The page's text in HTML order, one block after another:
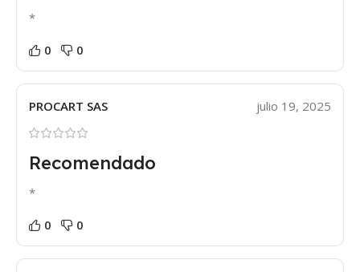
*
0 0
PROCART SAS julio 19, 2025
Recomendado
*
0 0